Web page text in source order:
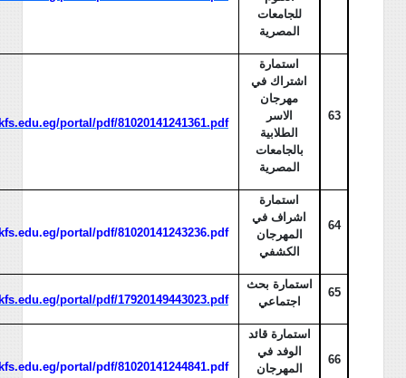
للجامعات
المصرية
63
استمارة
اشتراك في
مهرجان
الاسر
الطلابية
بالجامعات
المصرية
portal/pdf/81020141241361.pdf
64
استمارة
اشراف في
المهرجان
الكشفي
portal/pdf/81020141243236.pdf
65
استمارة بحث
اجتماعي
portal/pdf/17920149443023.pdf
66
استمارة قائد
الوفد في
المهرجان
portal/pdf/81020141244841.pdf